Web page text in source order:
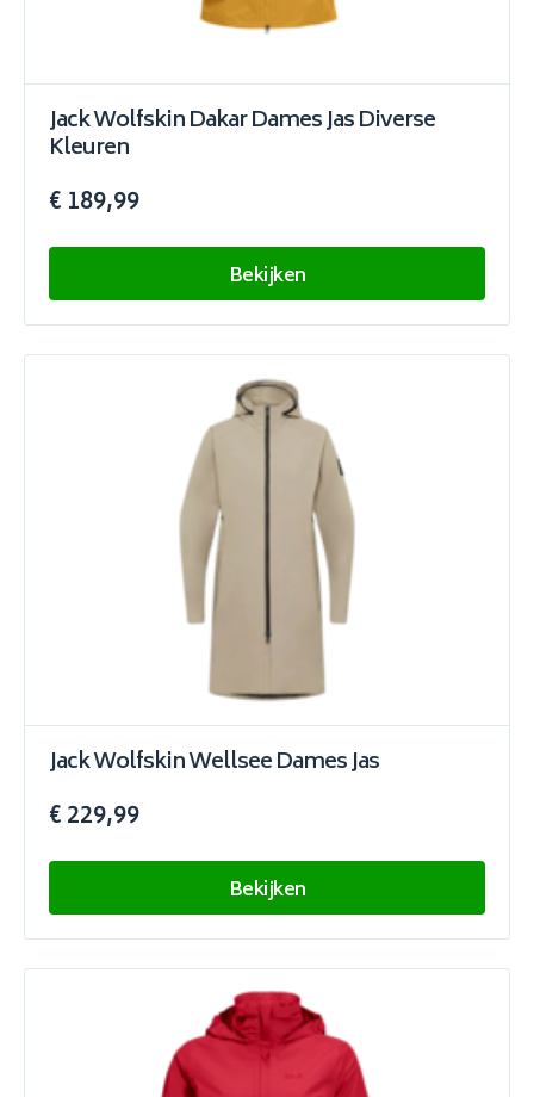
Jack Wolfskin Dakar Dames Jas Diverse
Kleuren
€ 189,99
Bekijken
Jack Wolfskin Wellsee Dames Jas
€ 229,99
Bekijken